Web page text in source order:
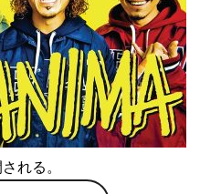
れる。